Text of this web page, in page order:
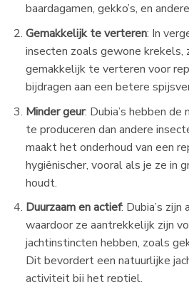
baardagamen, gekko’s, en
Gemakkelijk te verteren: In
insecten zoals gewone krekels,
gemakkelijk te verteren voor
bijdragen aan een betere
Minder geur: Dubia’s hebben de
te produceren dan andere
maakt het onderhoud van een
hygiënischer, vooral als je ze in
houdt.
Duurzaam en actief: Dubia’s
waardoor ze aantrekkelijk zijn
jachtinstincten hebben, zoals
Dit bevordert een natuurlijke
activiteit bij het reptiel.